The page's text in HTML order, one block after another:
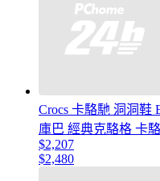
Crocs 卡駱馳 洞洞鞋
庫巴 經典克駱格 卡
$2,207
$2,480